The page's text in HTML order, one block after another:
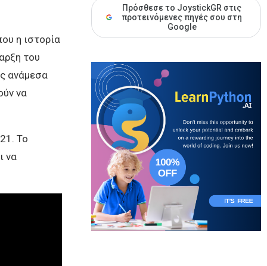
η ιστορία
του
ανάμεσα
να
Το
να
Πρόσθεσε το JoystickGR στις
προτεινόμενες πηγές σου στη
Google